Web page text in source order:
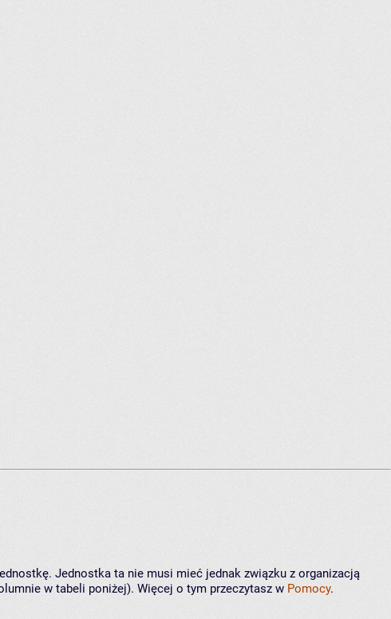
Jednostka ta nie musi mieć jednak związku z organizacją
w tabeli poniżej). Więcej o tym przeczytasz w Pomocy.